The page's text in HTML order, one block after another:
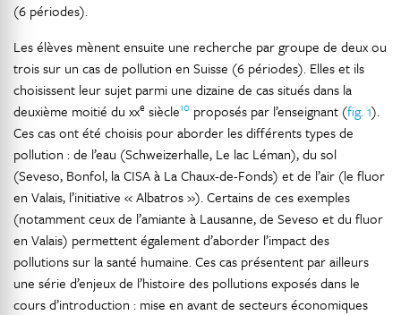
(6 périodes).
Les élèves mènent ensuite une recherche par groupe de deux ou
trois sur un cas de pollution en Suisse (6 périodes). Elles et ils
choisissent leur sujet parmi une dizaine de cas situés dans la
deuxième moitié du xxe siècle10 proposés par l’enseignant (fig. 1).
Ces cas ont été choisis pour aborder les différents types de
pollution : de l’eau (Schweizerhalle, Le lac Léman), du sol
(Seveso, Bonfol, la CISA à La Chaux-de-Fonds) et de l’air (le fluor
en Valais, l’initiative « Albatros »). Certains de ces exemples
(notamment ceux de l’amiante à Lausanne, de Seveso et du fluor
en Valais) permettent également d’aborder l’impact des
pollutions sur la santé humaine. Ces cas présentent par ailleurs
une série d’enjeux de l’histoire des pollutions exposés dans le
cours d’introduction : mise en avant de secteurs économiques